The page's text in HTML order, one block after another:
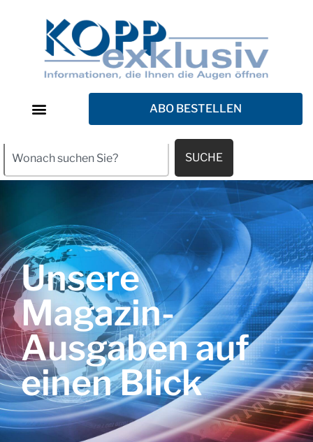
ABO BESTELLEN
SUCHE
Unsere
Magazin-
Ausgaben auf
einen Blick